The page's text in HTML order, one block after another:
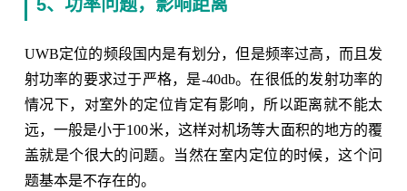
5、功率问题，影响距离
UWB定位的频段国内是有划分，但是频率过高，而且发
射功率的要求过于严格，是-40db。在很低的发射功率的
情况下，对室外的定位肯定有影响，所以距离就不能太
远，一般是小于100米，这样对机场等大面积的地方的覆
盖就是个很大的问题。当然在室内定位的时候，这个问
题基本是不存在的。